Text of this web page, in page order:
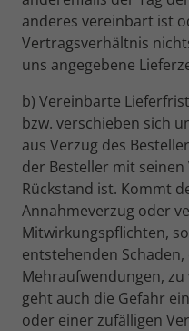
anderes vereinbart ist
Vertragsverhältnis
uns angegebene
b) Vereinbarte
bzw. verschieben sich
aus Verzug des
der Besteller mit
Rückstand ist. Kommt
Annahmeverzug oder
Mitwirkungspflichten,
entstehenden
Mehraufwendungen, zu
geht auch die Gefahr
oder einer zufälligen